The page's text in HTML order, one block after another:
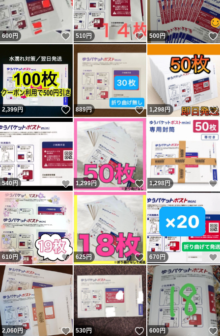
600円 いいね！
510円 いいね！
500円
2,399円 いいね！
889円 いいね！
1,298円
540円 いいね！
1,299円 いいね！
1,298円
610円 いいね！
625円 いいね！
670 円
2,060円 いいね！
530円 いいね！
600円